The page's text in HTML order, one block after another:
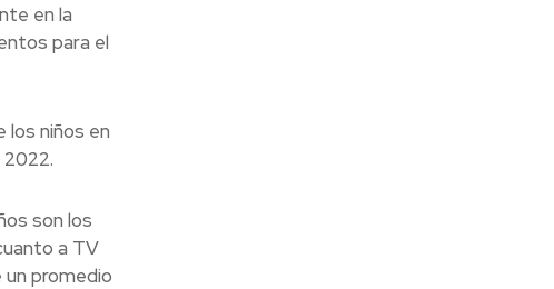
en la
para el
niños en
2022.
son los
a TV
promedio